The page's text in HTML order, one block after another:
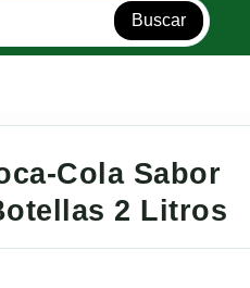
Buscar
Cola Sabor
2 Litros